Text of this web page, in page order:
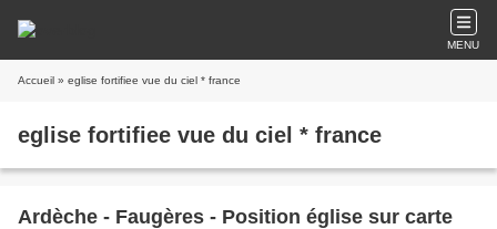
MENU
Accueil » eglise fortifiee vue du ciel * france
eglise fortifiee vue du ciel * france
Ardèche - Faugères - Position église sur carte